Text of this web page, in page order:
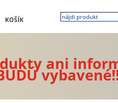
KOŠÍK
ani